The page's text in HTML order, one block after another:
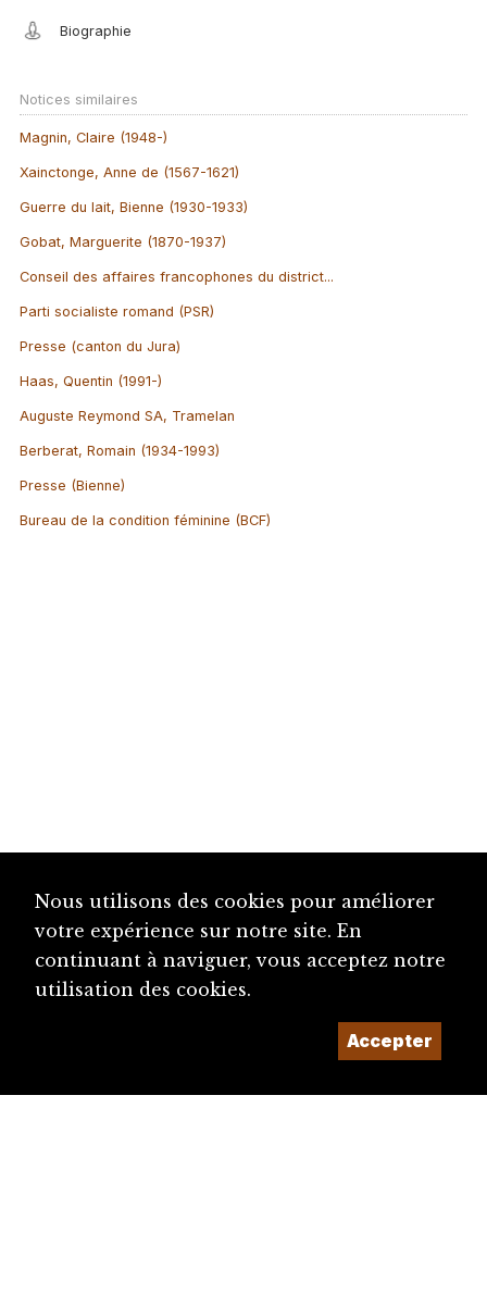
Biographie
Notices similaires
Magnin, Claire (1948-)
Xainctonge, Anne de (1567-1621)
Guerre du lait, Bienne (1930-1933)
Gobat, Marguerite (1870-1937)
Conseil des affaires francophones du district...
Parti socialiste romand (PSR)
Presse (canton du Jura)
Haas, Quentin (1991-)
Auguste Reymond SA, Tramelan
Berberat, Romain (1934-1993)
Presse (Bienne)
Bureau de la condition féminine (BCF)
Nous utilisons des cookies pour améliorer
votre expérience sur notre site. En
continuant à naviguer, vous acceptez notre
utilisation des cookies.
Accepter